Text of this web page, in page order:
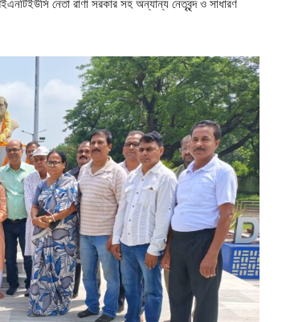
নেতা রাণা সরকার সহ অন্যান্য নেতৃবৃন্দ ও সাধারণ